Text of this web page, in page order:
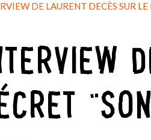
DE LAURENT DECÈS SUR